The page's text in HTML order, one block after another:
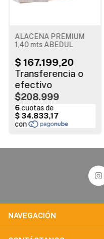
ALACENA PREMIUM
1,40 mts ABEDUL
$208.999
NAVEGACIÓN